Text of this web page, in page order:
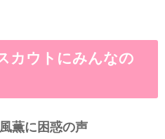
カウトにみんなの
薫に困惑の声